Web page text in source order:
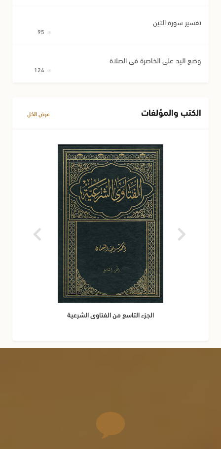
تفسير سورة التين
وضع اليد على الخاصرة في الصلاة
الكتب والمؤلفات عرض الكل
الجزء التاسع من الفتاوى الشرعية